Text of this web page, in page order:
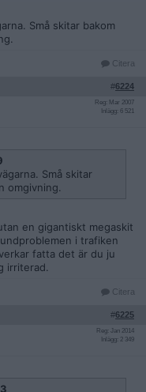
Små skitar bakom
Citera
#6224
Reg: Mar 2007
Inlägg: 6 521
Små skitar
omgivning.
en gigantiskt megaskit
i trafiken
fatta det är du ju
irriterad.
Citera
#6225
Reg: Jan 2014
Inlägg: 2 349